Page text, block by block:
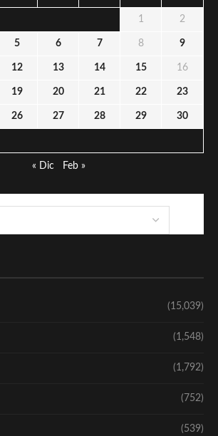
1 2
5 6 7 8 9
12 13 14 15 16
19 20 21 22 23
26 27 28 29 30
« Dic Feb »
(15,039)
(1,548)
(1,792)
(752)
(539)